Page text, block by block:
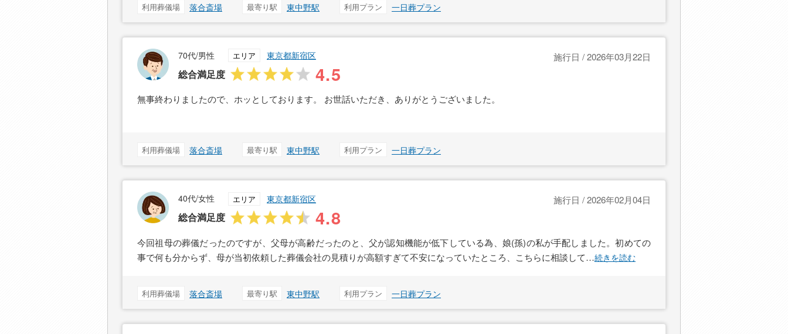
利用葬儀場 落合斎場 最寄り駅 東中野駅 利用プラン 一日葬プラン
70代/男性 エリア 東京都新宿区
総合満足度 4.5
施行日 / 2026年03月22日
無事終わりましたので、ホッとしております。 お世話いただき、ありがとうございました。
利用葬儀場 落合斎場 最寄り駅 東中野駅 利用プラン 一日葬プラン
40代/女性 エリア 東京都新宿区
総合満足度 4.8
施行日 / 2026年02月04日
今回祖母の葬儀だったのですが、父母が高齢だったのと、父が認知機能が低下している為、娘(孫)の私が手配しました。初めての
事で何も分からず、母が当初依頼した葬儀会社の見積りが高額すぎて不安になっていたところ、こちらに相談して…続きを読む
利用葬儀場 落合斎場 最寄り駅 東中野駅 利用プラン 一日葬プラン